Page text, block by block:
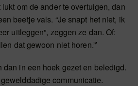
lukt om de ander te overtuigen, dan
beetje vals. “Je snapt het niet, ik
uitleggen”, zeggen ze dan. Of:
dat gewoon niet horen.”’
dan in een hoek gezet en beledigd.
communicatie.